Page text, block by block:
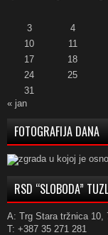
3
4
10
11
17
18
24
25
31
« jan
FOTOGRAFIJA DANA
RSD “SLOBODA”
A: Trg Stara tržnica 10,
T: +387 35 271 281